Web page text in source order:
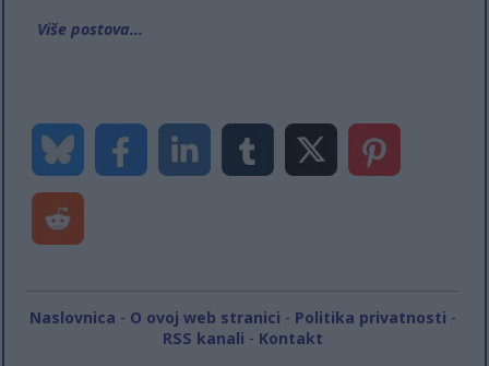
Više postova...
Naslovnica - O ovoj web stranici - Politika privatnosti -
RSS kanali - Kontakt